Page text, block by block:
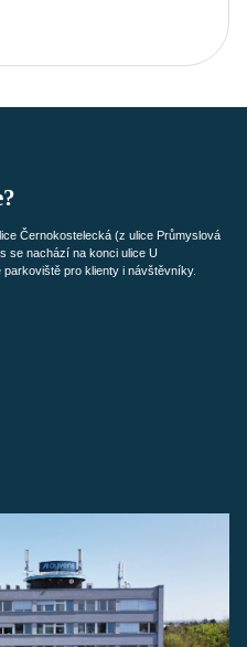
Černokostelecká (z ulice Průmyslová
se nachází na konci ulice U
pro klienty i návštěvníky.